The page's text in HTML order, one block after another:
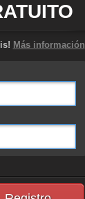
Más información